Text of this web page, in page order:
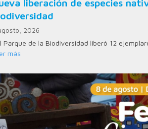
liberación de especies
2026
Parque de la Biodiversidad liberó 12
más